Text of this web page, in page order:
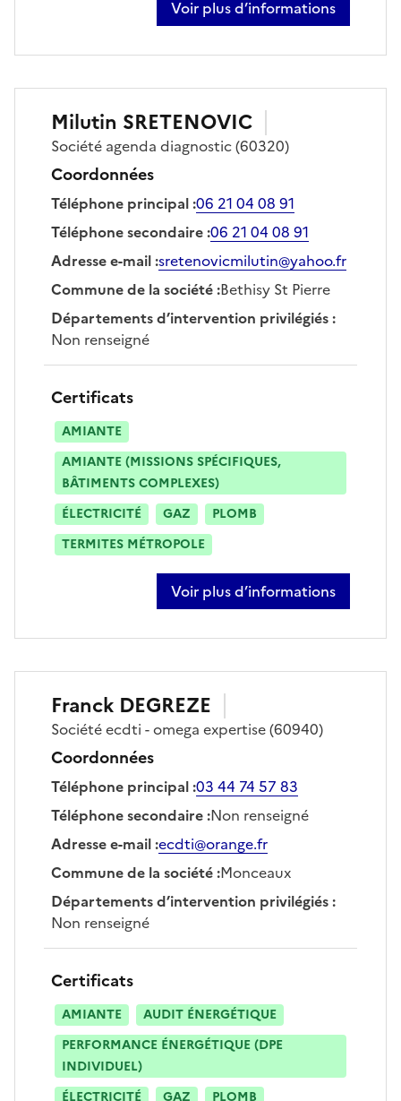
Voir plus d’informations
sur rachid aboulfath idrissi
Milutin SRETENOVIC
Société agenda diagnostic(60320)
Coordonnées
Téléphone principal:06 21 04 08 91
Téléphone secondaire:06 21 04 08 91
Adresse e-mail:sretenovicmilutin@yahoo.fr
Commune de la société:Bethisy St Pierre
Départements d’intervention privilégiés:
Non renseigné
Certificats
AMIANTE
AMIANTE (MISSIONS SPÉCIFIQUES,
BÂTIMENTS COMPLEXES)
ÉLECTRICITÉ
GAZ
PLOMB
TERMITES MÉTROPOLE
Voir plus d’informations
sur milutin sretenovic
Franck DEGREZE
Sociétéecdti - omega expertise(60940)
Coordonnées
Téléphone principal:03 44 74 57 83
Téléphone secondaire:Non renseigné
Adresse e-mail:ecdti@orange.fr
Commune de la société:Monceaux
Départements d’intervention privilégiés:
Non renseigné
Certificats
AMIANTE
AUDIT ÉNERGÉTIQUE
PERFORMANCE ÉNERGÉTIQUE (DPE
INDIVIDUEL)
ÉLECTRICITÉ
GAZ PLOMB